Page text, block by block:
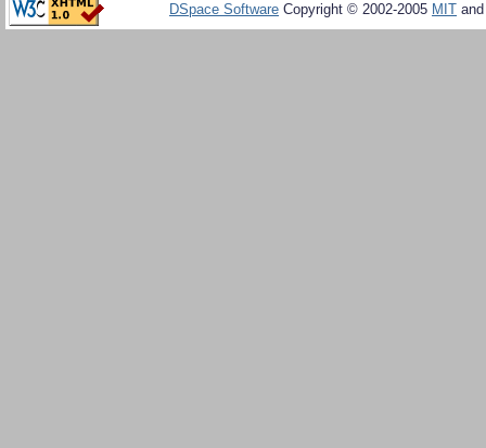
DSpace Software Copyright © 2002-2005 MIT